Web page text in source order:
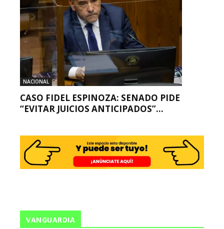
NACIONAL
CASO FIDEL ESPINOZA: SENADO PIDE
“EVITAR JUICIOS ANTICIPADOS”...
VANGUARDIA